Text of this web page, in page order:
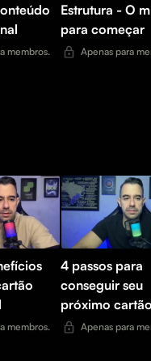
membros.
Estrutura - O
para começar
Apenas para
membros.
4 passos para
conseguir seu
próximo
Apenas para